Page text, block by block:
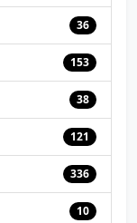
36
153
38
121
336
10